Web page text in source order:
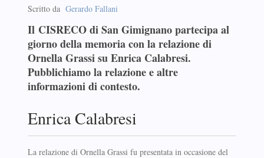
Scritto da Gerardo Fallani
Il CISRECO di San Gimignano partecipa al
giorno della memoria con la relazione di
Ornella Grassi su Enrica Calabresi.
Pubblichiamo la relazione e altre
informazioni di contesto.
Enrica Calabresi
La relazione di Ornella Grassi fu presentata in occasione del